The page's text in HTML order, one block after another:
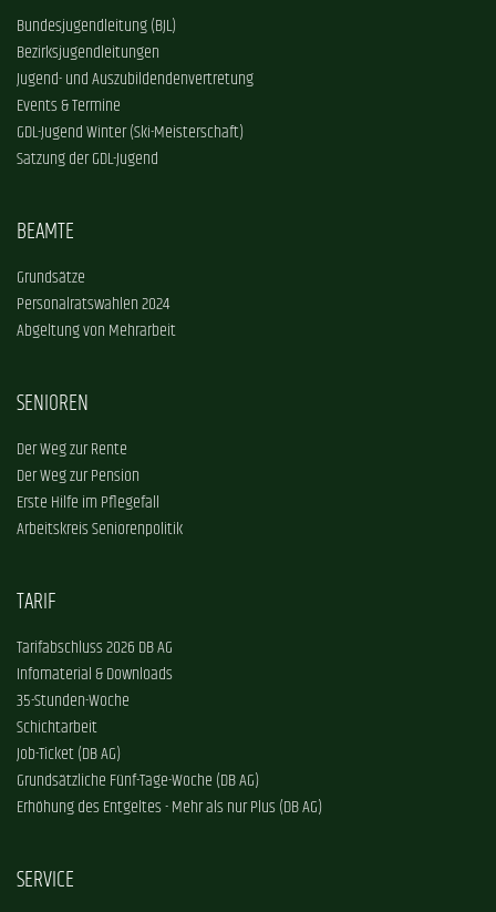
Bundesjugendleitung (BJL)
Bezirksjugendleitungen
Jugend- und Auszubildendenvertretung
Events & Termine
GDL-Jugend Winter (Ski-Meisterschaft)
Satzung der GDL-Jugend
BEAMTE
Grundsätze
Personalratswahlen 2024
Abgeltung von Mehrarbeit
SENIOREN
Der Weg zur Rente
Der Weg zur Pension
Erste Hilfe im Pflegefall
Arbeitskreis Seniorenpolitik
TARIF
Tarifabschluss 2026 DB AG
Infomaterial & Downloads
35-Stunden-Woche
Schichtarbeit
Job-Ticket (DB AG)
Grundsätzliche Fünf-Tage-Woche (DB AG)
Erhöhung des Entgeltes - Mehr als nur Plus (DB AG)
SERVICE